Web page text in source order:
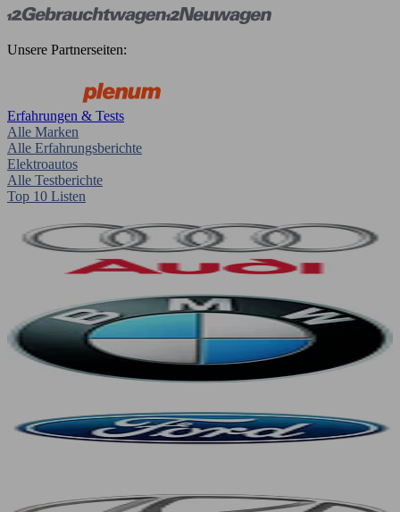
Unsere Partnerseiten:
Erfahrungen & Tests
Alle Marken
Alle Erfahrungsberichte
Elektroautos
Alle Testberichte
Top 10 Listen